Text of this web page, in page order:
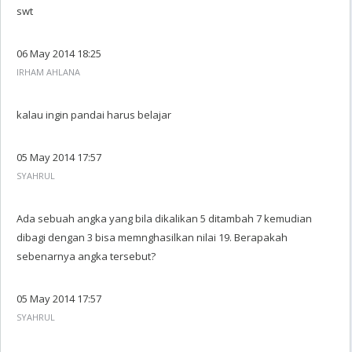
swt
06 May 2014 18:25
IRHAM AHLANA
kalau ingin pandai harus belajar
05 May 2014 17:57
SYAHRUL
Ada sebuah angka yang bila dikalikan 5 ditambah 7 kemudian
dibagi dengan 3 bisa memnghasilkan nilai 19. Berapakah
sebenarnya angka tersebut?
05 May 2014 17:57
SYAHRUL